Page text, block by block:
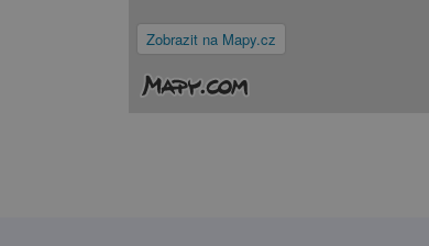
Zobrazit na Mapy.cz